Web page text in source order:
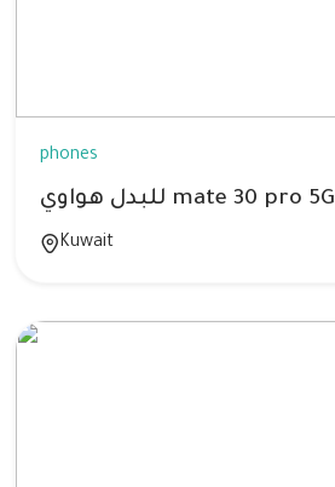
phones
للبدل هواوي mate 30 pro 5G
Kuwait